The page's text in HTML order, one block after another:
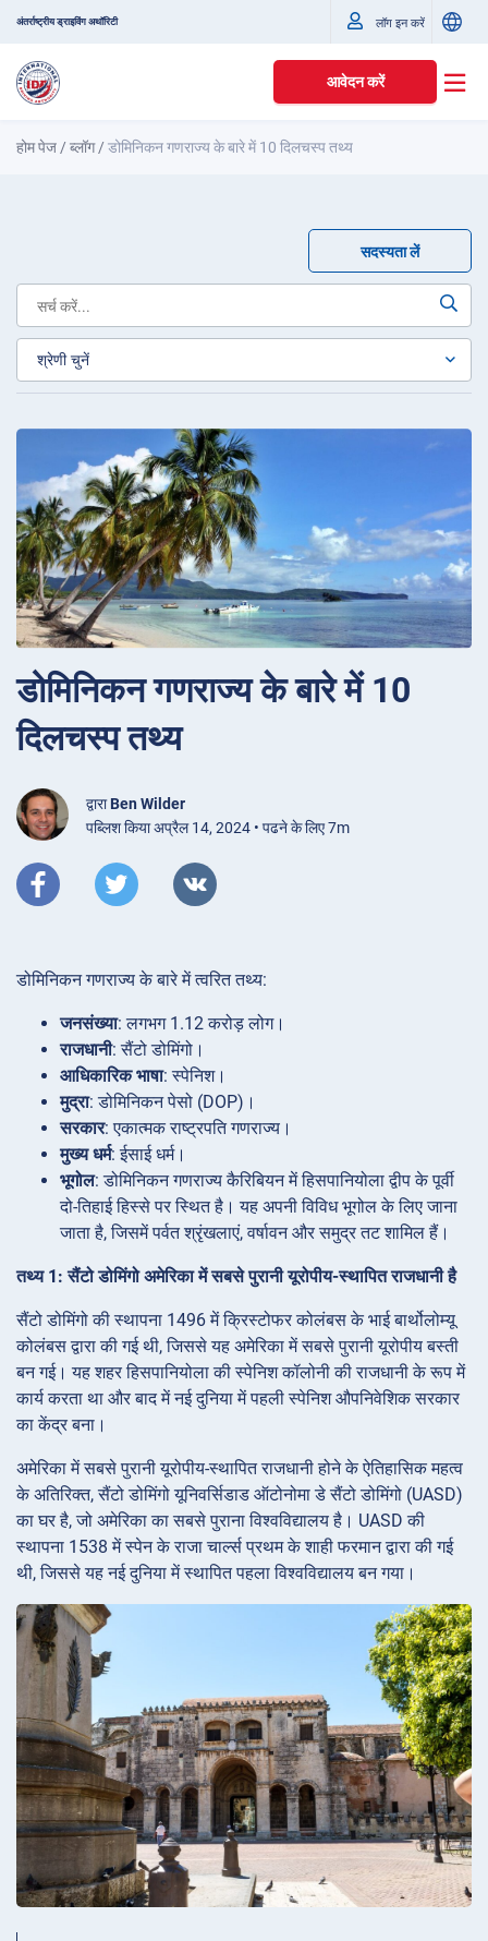
अंतर्राष्ट्रीय ड्राइविंग अथॉरिटी लॉग इन करें
आवेदन करें
होम पेज /ब्लॉग/डोमिनिकन गणराज्य के बारे में 10 दिलचस्प तथ्य
सदस्यता लें
डोमिनिकन गणराज्य के बारे में 10
दिलचस्प तथ्य
द्वाराBen Wilder
पब्लिश किया अप्रैल 14, 2024 • पढने के लिए 7m
डोमिनिकन गणराज्य के बारे में त्वरित तथ्य:
जनसंख्या: लगभग 1.12 करोड़ लोग।
राजधानी: सैंटो डोमिंगो।
आधिकारिक भाषा: स्पेनिश।
मुद्रा: डोमिनिकन पेसो (DOP)।
सरकार: एकात्मक राष्ट्रपति गणराज्य।
मुख्य धर्म: ईसाई धर्म।
भूगोल: डोमिनिकन गणराज्य कैरिबियन में हिसपानियोला द्वीप के पूर्वी
दो-तिहाई हिस्से पर स्थित है। यह अपनी विविध भूगोल के लिए जाना
जाता है, जिसमें पर्वत श्रृंखलाएं, वर्षावन और समुद्र तट शामिल हैं।
तथ्य 1: सैंटो डोमिंगो अमेरिका में सबसे पुरानी यूरोपीय-स्थापित राजधानी है
सैंटो डोमिंगो की स्थापना 1496 में क्रिस्टोफर कोलंबस के भाई बार्थोलोम्यू
कोलंबस द्वारा की गई थी, जिससे यह अमेरिका में सबसे पुरानी यूरोपीय बस्ती
बन गई। यह शहर हिसपानियोला की स्पेनिश कॉलोनी की राजधानी के रूप में
कार्य करता था और बाद में नई दुनिया में पहली स्पेनिश औपनिवेशिक सरकार
का केंद्र बना।
अमेरिका में सबसे पुरानी यूरोपीय-स्थापित राजधानी होने के ऐतिहासिक महत्व
के अतिरिक्त, सैंटो डोमिंगो यूनिवर्सिडाड ऑटोनोमा डे सैंटो डोमिंगो (UASD)
का घर है, जो अमेरिका का सबसे पुराना विश्वविद्यालय है। UASD की
स्थापना 1538 में स्पेन के राजा चार्ल्स प्रथम के शाही फरमान द्वारा की गई
थी, जिससे यह नई दुनिया में स्थापित पहला विश्वविद्यालय बन गया।